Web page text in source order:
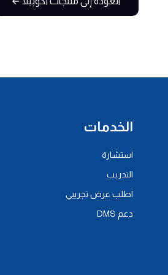
الخدمات
استشارة
التدريب
اطلب عرض تجريبي
دعم DMS